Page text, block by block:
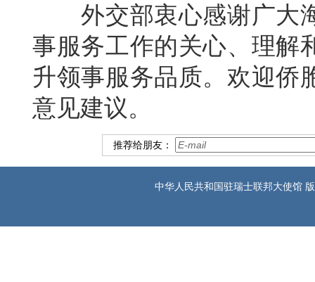
外交部衷心感谢广大海
事服务工作的关心、理解
升领事服务品质。欢迎侨
意见建议。
推荐给朋友：
中华人民共和国驻瑞士联邦大使馆